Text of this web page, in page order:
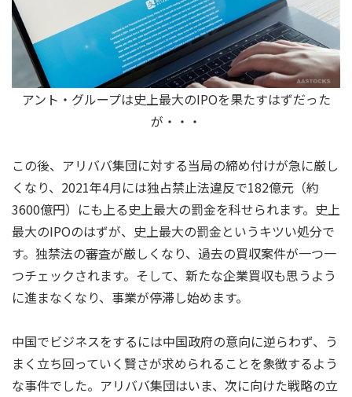
アント・グループは史上最大のIPOを果たすはずだった
が・・・
この後、アリババ集団に対する当局の締め付けが急に厳し
くなり、2021年4月には独占禁止法違反で182億元（約
3600億円）にも上る史上最大の罰金を科せられます。史上
最大のIPOのはずが、史上最大の罰金というキツい処分で
す。独禁法の審査が厳しくなり、過去の買収案件が一つ一
つチェックされます。そして、新たな企業買収も思うよう
に進まなくなり、事業が停滞し始めます。
中国でビジネスをするには中国政府の意向に逆らわず、う
まく立ち回っていく賢さが求められることを象徴するよう
な事件でした。アリババ集団はいま、次に向けた戦略の立